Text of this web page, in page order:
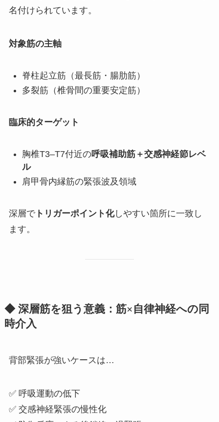
名付けられています。
対象筋の主軸
脊柱起立筋（最長筋・腸肋筋）
多裂筋（椎骨間の重要安定筋）
臨床的ターゲット
胸椎T3–T7付近の呼吸補助筋＋交感神経節レベ
ル
肩甲骨内縁筋の緊張波及領域
深層でトリガーポイント化しやすい箇所に一致し
ます。
◆ 深層筋を狙う意義：筋×自律神経への同
時介入
背部緊張が強いケースは…
✅ 呼吸運動の低下
✅ 交感神経緊張の慢性化